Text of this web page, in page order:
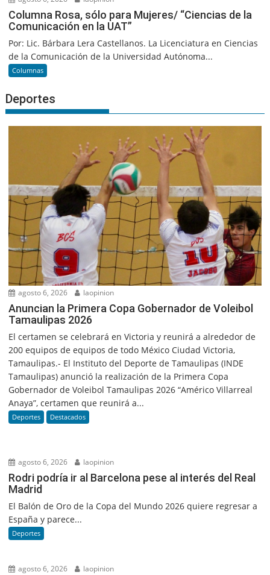
Columna Rosa, sólo para Mujeres/ “Ciencias de la
Comunicación en la UAT”
Por: Lic. Bárbara Lera Castellanos. La Licenciatura en Ciencias
de la Comunicación de la Universidad Autónoma...
Columnas
Deportes
agosto 6, 2026 laopinion
Anuncian la Primera Copa Gobernador de Voleibol
Tamaulipas 2026
El certamen se celebrará en Victoria y reunirá a alrededor de
200 equipos de equipos de todo México Ciudad Victoria,
Tamaulipas.- El Instituto del Deporte de Tamaulipas (INDE
Tamaulipas) anunció la realización de la Primera Copa
Gobernador de Voleibol Tamaulipas 2026 “Américo Villarreal
Anaya”, certamen que reunirá a...
Deportes Destacados
agosto 6, 2026 laopinion
Rodri podría ir al Barcelona pese al interés del Real
Madrid
El Balón de Oro de la Copa del Mundo 2026 quiere regresar a
España y parece...
Deportes
agosto 6, 2026 laopinion